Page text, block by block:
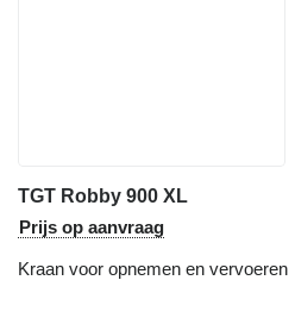
TGT Robby 900 XL
Prijs op aanvraag
Kraan voor opnemen en vervoeren